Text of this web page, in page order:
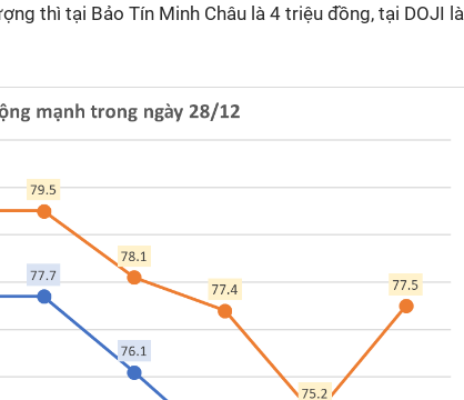
thì tại Bảo Tín Minh Châu là 4 triệu đồng, tại DOJI là